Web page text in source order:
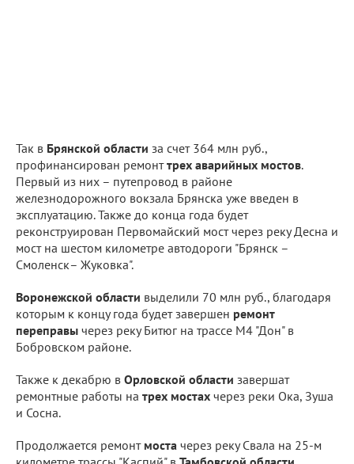
Так в Брянской области за счет 364 млн руб.,
профинансирован ремонттрех аварийных мостов.
Первый из них – путепровод в районе
железнодорожного вокзала Брянска уже введен в
эксплуатацию. Также до конца года будет
реконструирован Первомайский мост через реку Десна и
мост на шестом километре автодороги "Брянск –
Смоленск– Жуковка".
Воронежской области выделили 70 млн руб., благодаря
которым к концу года будет завершен ремонт
переправы через реку Битюг на трассе М4 "Дон" в
Бобровском районе.
Также к декабрю в Орловской области завершат
ремонтные работы на трех мостах через реки Ока, Зуша
и Сосна.
Продолжается ремонт моста через реку Свала на 25-м